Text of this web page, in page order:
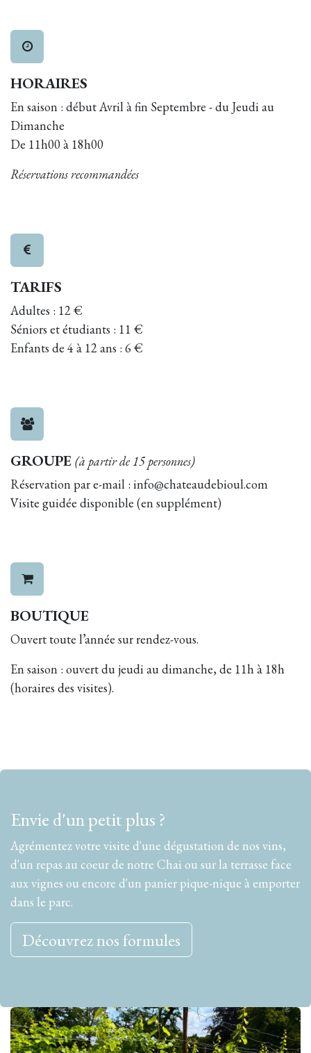
HORAIRES
En saison : début Avril à fin Septembre - du Jeudi au
Dimanche
De 11h00 à 18h00
Réservations recommandées
TARIFS
Adultes : 12 €
Séniors et étudiants : 11 €
Enfants de 4 à 12 ans : 6 €
GROUPE (à partir de 15 personnes)
Réservation par e-mail : info@chateaudebioul.com
Visite guidée disponible (en supplément)
BOUTIQUE
Ouvert toute l’année sur rendez-vous.
En saison : ouvert du jeudi au dimanche, de 11h à 18h
(horaires des visites).
Envie d'un petit plus ?
Agrémentez votre visite d'une dégustation de nos vins,
d'un repas au coeur de notre Chai ou sur la terrasse face
aux vignes ou encore d'un panier pique-nique à emporter
dans le parc.
Découvrez nos formules